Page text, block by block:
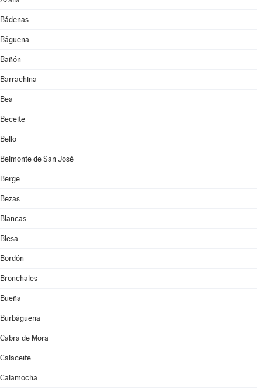
Bádenas
Báguena
Bañón
Barrachina
Bea
Beceite
Bello
Belmonte de San José
Berge
Bezas
Blancas
Blesa
Bordón
Bronchales
Bueña
Burbáguena
Cabra de Mora
Calaceite
Calamocha